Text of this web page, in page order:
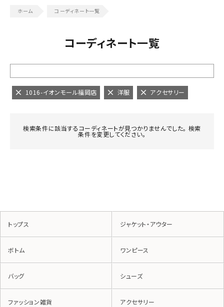
コーディネート一覧
コーディネート一覧
1016-イオンモール福岡店 洋服 アクセサリー
検索条件に該当するコーディネートが見つかりませんでした。 検索
条件を変更してください。
トップス ジャケット・アウター
ボトム ワンピース
バッグ シューズ
ファッション雑貨 アクセサリー